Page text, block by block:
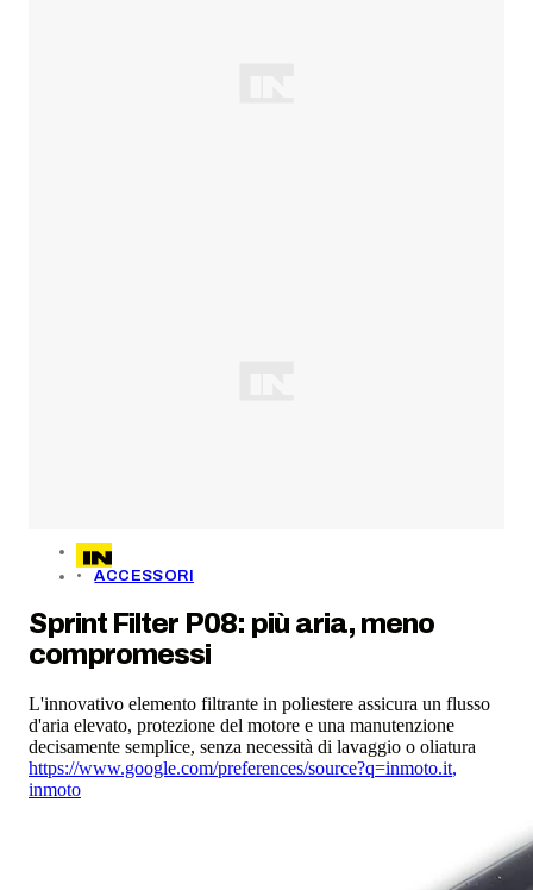
ACCESSORI
Sprint Filter P08: più aria, meno
compromessi
L'innovativo elemento filtrante in poliestere assicura un flusso
d'aria elevato, protezione del motore e una manutenzione
decisamente semplice, senza necessità di lavaggio o oliatura
https://www.google.com/preferences/source?q=inmoto.it,
inmoto